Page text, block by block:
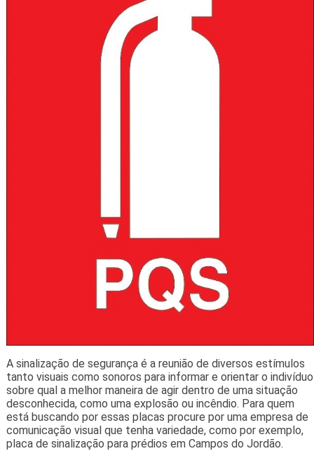
A sinalização de segurança é a reunião de diversos estímulos
tanto visuais como sonoros para informar e orientar o indivíduo
sobre qual a melhor maneira de agir dentro de uma situação
desconhecida, como uma explosão ou incêndio. Para quem
está buscando por essas placas procure por uma empresa de
comunicação visual que tenha variedade, como por exemplo,
placa de sinalização para prédios em Campos do Jordão.